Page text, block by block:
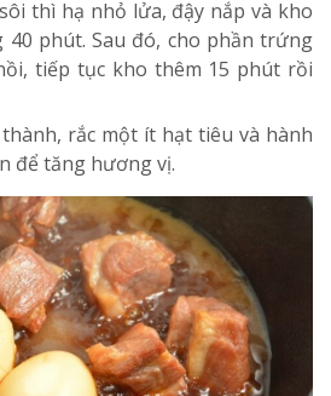
thì hạ nhỏ lửa, đậy nắp và kho
phút. Sau đó, cho phần trứng
tiếp tục kho thêm 15 phút rồi
rắc một ít hạt tiêu và hành
để tăng hương vị.